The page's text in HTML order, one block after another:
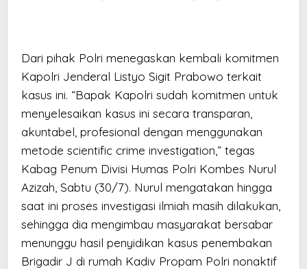
Dari pihak Polri menegaskan kembali komitmen
Kapolri Jenderal Listyo Sigit Prabowo terkait
kasus ini. “Bapak Kapolri sudah komitmen untuk
menyelesaikan kasus ini secara transparan,
akuntabel, profesional dengan menggunakan
metode scientific crime investigation,” tegas
Kabag Penum Divisi Humas Polri Kombes Nurul
Azizah, Sabtu (30/7). Nurul mengatakan hingga
saat ini proses investigasi ilmiah masih dilakukan,
sehingga dia mengimbau masyarakat bersabar
menunggu hasil penyidikan kasus penembakan
Brigadir J di rumah Kadiv Propam Polri nonaktif